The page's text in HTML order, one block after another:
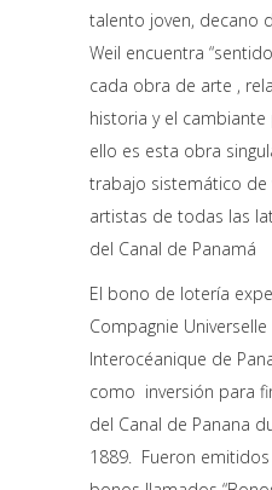
talento joven, decano
Weil encuentra
cada obra de arte ,
historia y el
ello es esta obra
trabajo sistemático de
artistas de todas las
del Canal de Panamá
El bono de lotería
Compagnie Universelle
Interocéanique de
como inversión para
del Canal de Panana
1889. Fueron